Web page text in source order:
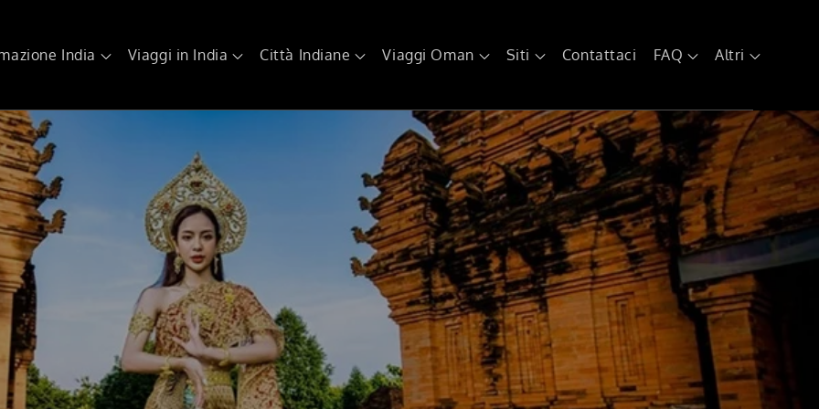
in India, agenzia di viaggi in India
India Viaggi in India Città Indiane Viaggi Oman Siti Contattaci FAQ Altri